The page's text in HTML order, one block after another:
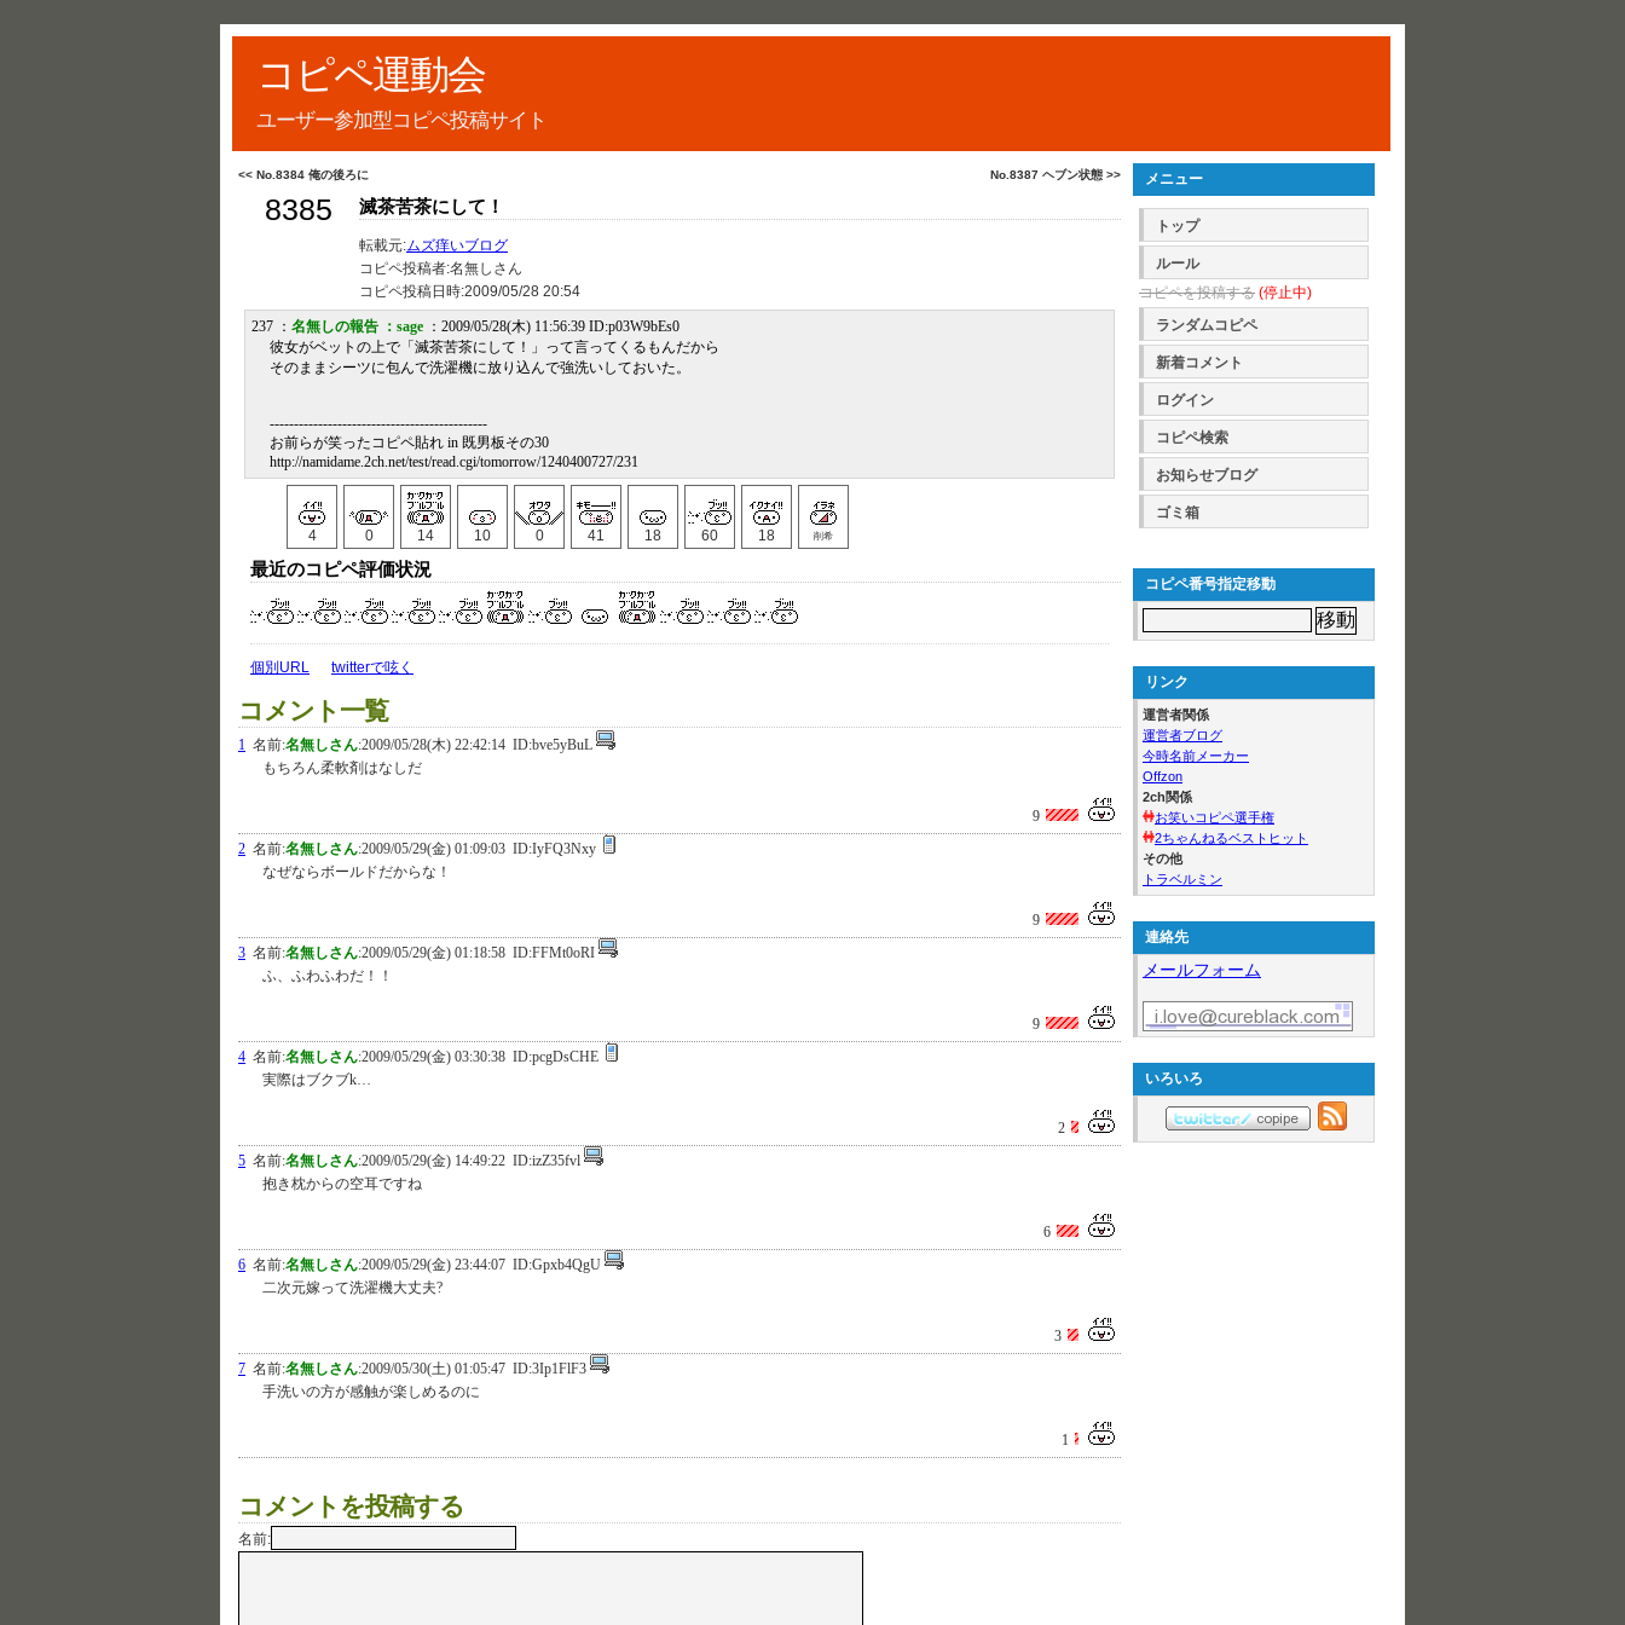
コピペ運動会
ユーザー参加型コピペ投稿サイト
No.8387 ヘブン状態 >>
<< No.8384 俺の後ろに
8385 滅茶苦茶にして！
転載元:ムズ痒いブログ
コピペ投稿者:名無しさん
コピペ投稿日時:2009/05/28 20:54
237 ： 名無しの報告 ：sage ：2009/05/28(木) 11:56:39 ID:p03W9bEs0
彼女がベットの上で「滅茶苦茶にして！」って言ってくるもんだから
そのままシーツに包んで洗濯機に放り込んで強洗いしておいた。
---------------------------------------------
お前らが笑ったコピペ貼れ in 既男板その30
http://namidame.2ch.net/test/read.cgi/tomorrow/1240400727/231
4 0 14 10 0 41 18 60 18 削希
最近のコピペ評価状況
個別URL twitterで呟く
コメント一覧
1 名前:名無しさん:2009/05/28(木) 22:42:14 ID:bve5yBuL
もちろん柔軟剤はなしだ
9
2 名前:名無しさん:2009/05/29(金) 01:09:03 ID:IyFQ3Nxy
なぜならボールドだからな！
9
3 名前:名無しさん:2009/05/29(金) 01:18:58 ID:FFMt0oRI
ふ、ふわふわだ！！
9
4 名前:名無しさん:2009/05/29(金) 03:30:38 ID:pcgDsCHE
実際はブクブk…
2
5 名前:名無しさん:2009/05/29(金) 14:49:22 ID:izZ35fvl
抱き枕からの空耳ですね
6
6 名前:名無しさん:2009/05/29(金) 23:44:07 ID:Gpxb4QgU
二次元嫁って洗濯機大丈夫?
3
7 名前:名無しさん:2009/05/30(土) 01:05:47 ID:3Ip1FlF3
手洗いの方が感触が楽しめるのに
1
コメントを投稿する
名前:
メニュー
トップ
ルール
コピペを投稿する (停止中)
ランダムコピペ
新着コメント
ログイン
コピペ検索
お知らせブログ
ゴミ箱
コピペ番号指定移動
リンク
運営者関係
運営者ブログ
今時名前メーカー
Offzon
2ch関係
お笑いコピペ選手権
2ちゃんねるベストヒット
その他
トラベルミン
連絡先
メールフォーム
いろいろ